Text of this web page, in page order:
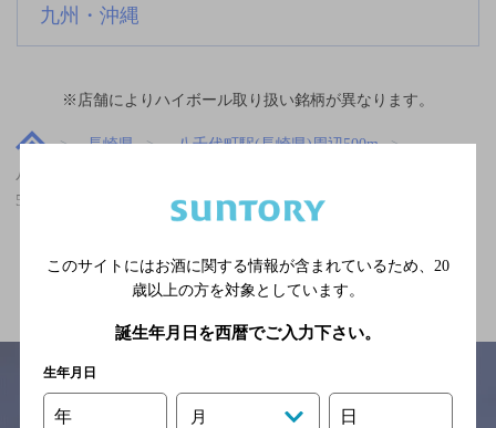
九州・沖縄
※店舗によりハイボール取り扱い銘柄が異なります。
長崎県
八千代町駅(長崎県)周辺500m
八千代町駅(長崎県)周辺500m,エスニック・無国籍,3,000円以上～
5,000円未満のお店
関連ページ
このサイトにはお酒に関する情報が含まれているため、 20
歳以上の方を対象としています。
誕生年月日を西暦でご入力下さい。
生年月日
年 月 日